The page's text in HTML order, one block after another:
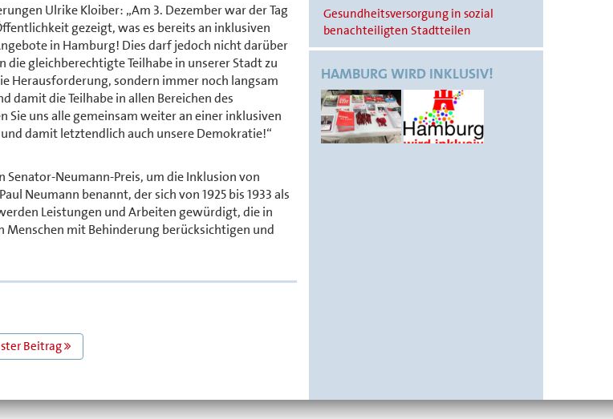
Ulrike Kloiber: „Am 3. Dezember war der Tag
gezeigt, was es bereits an inklusiven
in Hamburg! Dies darf jedoch nicht darüber
gleichberechtigte Teilhabe in unserer Stadt zu
Herausforderung, sondern immer noch langsam
die Teilhabe in allen Bereichen des
Sie uns alle gemeinsam weiter an einer inklusiven
damit letztendlich auch unsere Demokratie!“
Senator-Neumann-Preis, um die Inklusion von
Neumann benannt, der sich von 1925 bis 1933 als
Leistungen und Arbeiten gewürdigt, die in
mit Behinderung berücksichtigen und
Beitrag
Gesundheitsversorgung in sozial
benachteiligten Stadtteilen
HAMBURG WIRD INKLUSIV!